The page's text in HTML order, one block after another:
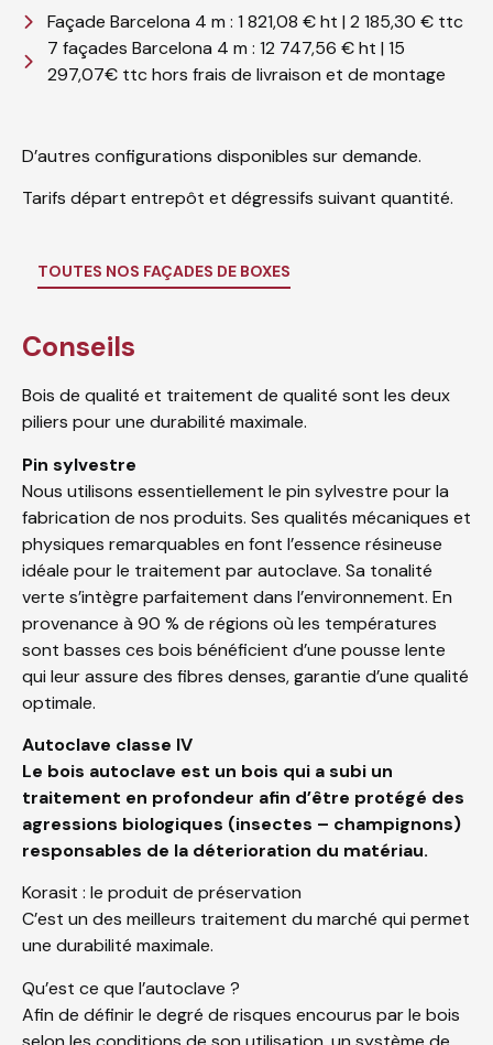
Façade Barcelona 4 m : 1 821,08 € ht | 2 185,30 € ttc
7 façades Barcelona 4 m : 12 747,56 € ht | 15
297,07€ ttc hors frais de livraison et de montage
D’autres configurations disponibles sur demande.
Tarifs départ entrepôt et dégressifs suivant quantité.
TOUTES NOS FAÇADES DE BOXES
Conseils
Bois de qualité et traitement de qualité sont les deux
piliers pour une durabilité maximale.
Pin sylvestre
Nous utilisons essentiellement le pin sylvestre pour la
fabrication de nos produits. Ses qualités mécaniques et
physiques remarquables en font l’essence résineuse
idéale pour le traitement par autoclave. Sa tonalité
verte s’intègre parfaitement dans l’environnement. En
provenance à 90 % de régions où les températures
sont basses ces bois bénéficient d’une pousse lente
qui leur assure des fibres denses, garantie d’une qualité
optimale.
Autoclave classe IV
Le bois autoclave est un bois qui a subi un
traitement en profondeur afin d’être protégé des
agressions biologiques (insectes – champignons)
responsables de la déterioration du matériau.
Korasit : le produit de préservation
C’est un des meilleurs traitement du marché qui permet
une durabilité maximale.
Qu’est ce que l’autoclave ?
Afin de définir le degré de risques encourus par le bois